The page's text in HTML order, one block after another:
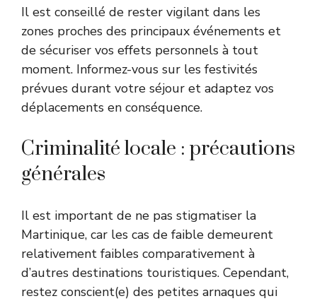
Il est conseillé de rester vigilant dans les
zones proches des principaux événements et
de sécuriser vos effets personnels à tout
moment. Informez-vous sur les festivités
prévues durant votre séjour et adaptez vos
déplacements en conséquence.
Criminalité locale : précautions
générales
Il est important de ne pas stigmatiser la
Martinique, car les cas de faible demeurent
relativement faibles comparativement à
d’autres destinations touristiques. Cependant,
restez conscient(e) des petites arnaques qui